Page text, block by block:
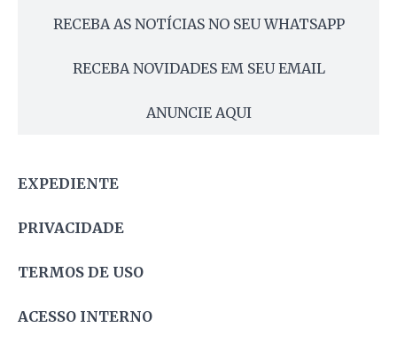
RECEBA AS NOTÍCIAS NO SEU WHATSAPP
RECEBA NOVIDADES EM SEU EMAIL
ANUNCIE AQUI
EXPEDIENTE
PRIVACIDADE
TERMOS DE USO
ACESSO INTERNO